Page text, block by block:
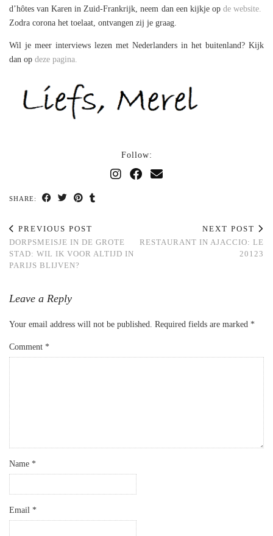
d’hôtes van Karen in Zuid-Frankrijk, neem dan een kijkje op de website.
Zodra corona het toelaat, ontvangen zij je graag.
Wil je meer interviews lezen met Nederlanders in het buitenland? Kijk
dan op deze pagina.
Follow:
SHARE:
PREVIOUS POST
DORPSMEISJE IN DE GROTE
STAD: WIL IK VOOR ALTIJD IN
PARIJS BLIJVEN?
NEXT POST
RESTAURANT IN AJACCIO: LE
20123
Leave a Reply
Your email address will not be published. Required fields are marked *
Comment *
Name *
Email *